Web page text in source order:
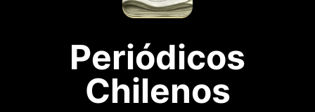
Periódicos
Chilenos